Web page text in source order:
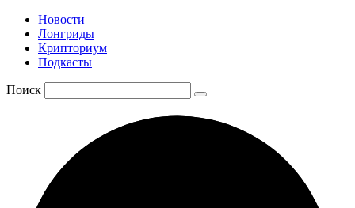
Новости
Лонгриды
Крипториум
Подкасты
Поиск